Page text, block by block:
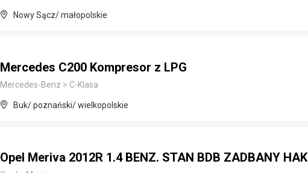
Nowy Sącz/ małopolskie
Mercedes C200 Kompresor z LPG
Mercedes-Benz > C-Klasa
Buk/ poznański/ wielkopolskie
Opel Meriva 2012R 1.4 BENZ. STAN BDB ZADBANY HAK